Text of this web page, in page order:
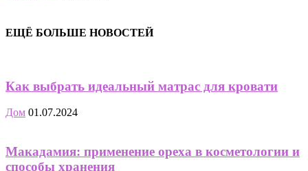
ЕЩЁ БОЛЬШЕ НОВОСТЕЙ
Как выбрать идеальный матрас для кровати
Дом 01.07.2024
Макадамия: применение ореха в косметологии и
способы хранения